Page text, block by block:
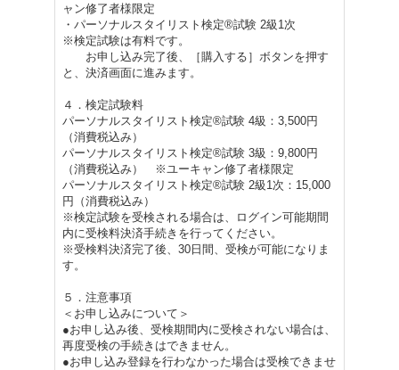
ャン修了者様限定
・パーソナルスタイリスト検定®試験 2級1次
※検定試験は有料です。
お申し込み完了後、［購入する］ボタンを押す
と、決済画面に進みます。
４．検定試験料
パーソナルスタイリスト検定®試験 4級：3,500円
（消費税込み）
パーソナルスタイリスト検定®試験 3級：9,800円
（消費税込み） ※ユーキャン修了者様限定
パーソナルスタイリスト検定®試験 2級1次：15,000
円（消費税込み）
※検定試験を受検される場合は、ログイン可能期間
内に受検料決済手続きを行ってください。
※受検料決済完了後、30日間、受検が可能になりま
す。
５．注意事項
＜お申し込みについて＞
●お申し込み後、受検期間内に受検されない場合は、
再度受検の手続きはできません。
●お申し込み登録を行わなかった場合は受検できませ